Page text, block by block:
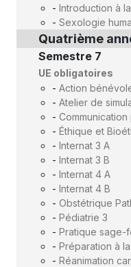
- Introduction à
- Sexologie
Quatrième
Semestre 7
UE obligatoires
- Action
- Atelier de
-
- Éthique et
- Internat 3 A
- Internat 3 B
- Internat 4 A
- Internat 4 B
- Obstétrique
- Pédiatrie 3
- Pratique sage-
- Préparation à
- Réanimation